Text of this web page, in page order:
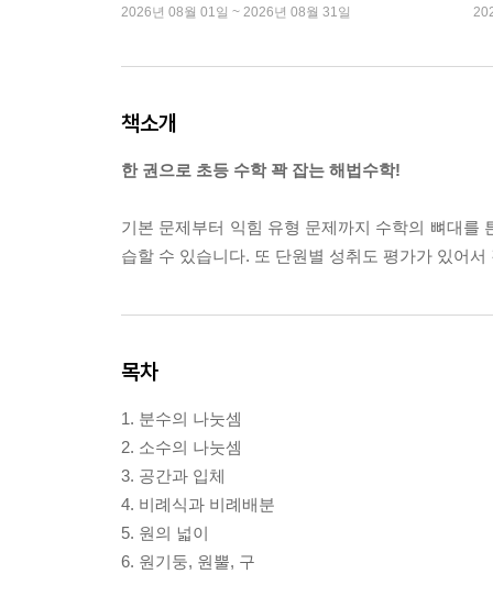
2026년 08월 01일 ~ 2026년 08월 31일
책소개
한 권으로 초등 수학 꽉 잡는 해법수학!
기본 문제부터 익힘 유형 문제까지 수학의 뼈대를
습할 수 있습니다. 또 단원별 성취도 평가가 있어
목차
1. 분수의 나눗셈
2. 소수의 나눗셈
3. 공간과 입체
4. 비례식과 비례배분
5. 원의 넓이
6. 원기둥, 원뿔, 구